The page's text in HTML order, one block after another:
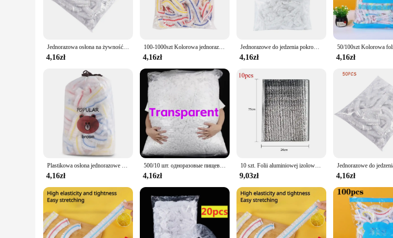
Jednorazowa osłona na żywność Plastikowa folia na owoce Torby na żywność Elastyczna plastikowa osłona na żywność Torba do przechowywania żywności Organizer kuchenny
4,16zł
100-1000szt Kolorowa jednorazowa osłona na żywność Saran Wrap Bowl Cover Food Grade Fresh-keeping Bag Akcesoria kuchenne do przechowywania
4,16zł
Jednorazowe do jedzenia pokrowiec opakowanie Saran plastikowa torebka na żywność jakości worek do przechowywania warzyw owocowych elastyczna plastikowa torba zachowywanie świeżości kuchenna
4,16zł 4,16zł
Plastikowa osłona jednorazowe do jedzenia kolorowa elastyczna opaska osłony na żywność świeżo utrzymująca pokrywkę kuchenna nylonowa torba do torby do przechowywania
4,16zł
500/10 шт. одноразовые пищевые чехлы, пищевые универсальные эластичные пакеты для хранения свежих продуктов, герметичные пакеты для фруктов и овощей для кухни
4,16zł
10 szt. Folii aluminiowej izolowane przechowywanie żywności torby z pianki lodowej chłodnica termiczna wielokrotnego użytku na Lunch przekąska Bento piknik na zimno
9,03zł 4,16zł